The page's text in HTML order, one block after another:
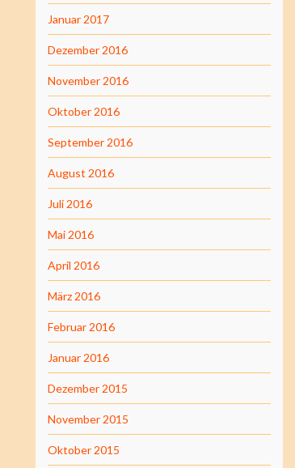
Januar 2017
Dezember 2016
November 2016
Oktober 2016
September 2016
August 2016
Juli 2016
Mai 2016
April 2016
März 2016
Februar 2016
Januar 2016
Dezember 2015
November 2015
Oktober 2015